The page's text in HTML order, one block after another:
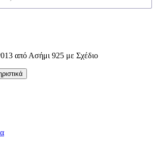
από Ασήμι 925 με Σχέδιο